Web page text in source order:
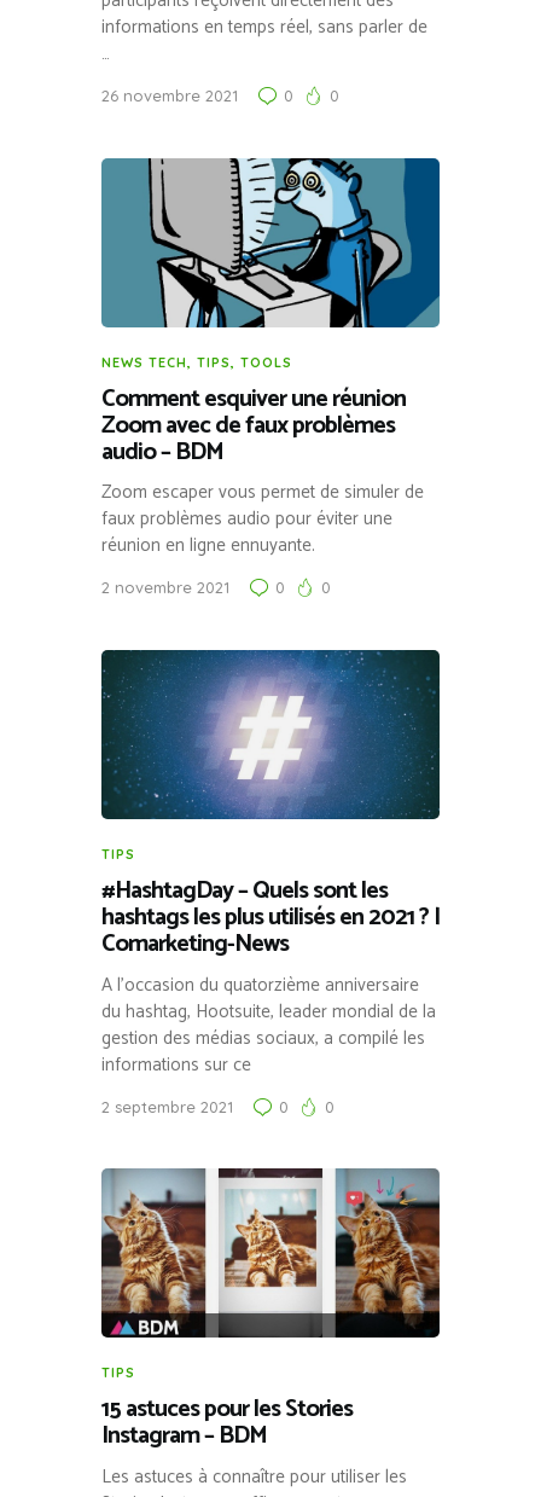
informations en temps réel, sans parler de
…
26 novembre 2021 0 0
NEWS TECH TIPS TOOLS
Comment esquiver une réunion
Zoom avec de faux problèmes
audio – BDM
Zoom escaper vous permet de simuler de
faux problèmes audio pour éviter une
réunion en ligne ennuyante.
2 novembre 2021 0 0
TIPS
#HashtagDay – Quels sont les
hashtags les plus utilisés en 2021 ? |
Comarketing-News
A l’occasion du quatorzième anniversaire
du hashtag, Hootsuite, leader mondial de la
gestion des médias sociaux, a compilé les
informations sur ce
2 septembre 2021 0 0
TIPS
15 astuces pour les Stories
Instagram – BDM
Les astuces à connaître pour utiliser les